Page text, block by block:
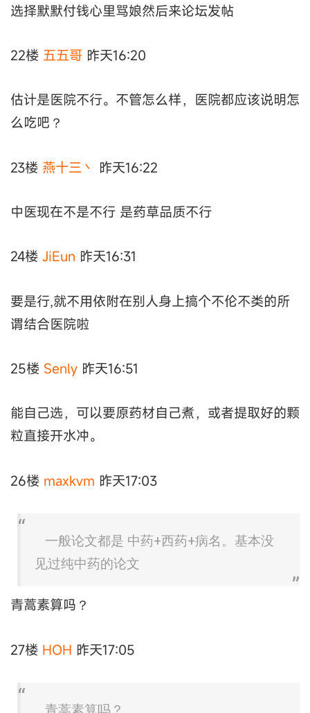
选择默默付钱心里骂娘然后来论坛发帖
22楼 五五哥 昨天16:20
估计是医院不行。不管怎么样，医院都应该说明怎
么吃吧？
23楼 燕十三丶 昨天16:22
中医现在不是不行 是药草品质不行
24楼 JiEun 昨天16:31
要是行,就不用依附在别人身上搞个不伦不类的所
谓结合医院啦
25楼 Senly 昨天16:51
能自己选，可以要原药材自己煮，或者提取好的颗
粒直接开水冲。
26楼 maxkvm 昨天17:03
一般论文都是 中药+西药+病名。基本没
见过纯中药的论文
青蒿素算吗？
27楼 HOH 昨天17:05